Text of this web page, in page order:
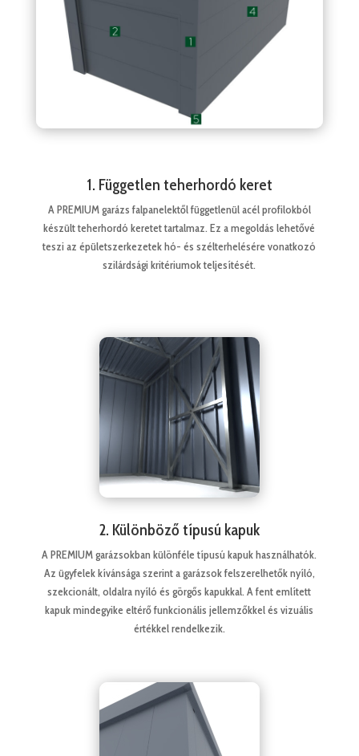
1. Független teherhordó keret
A PREMIUM garázs falpanelektől függetlenül acél profilokból
készült teherhordó keretet tartalmaz. Ez a megoldás lehetővé
teszi az épületszerkezetek hó- és szélterhelésére vonatkozó
szilárdsági kritériumok teljesítését.
2. Különböző típusú kapuk
A PREMIUM garázsokban különféle típusú kapuk használhatók.
Az ügyfelek kívánsága szerint a garázsok felszerelhetők nyíló,
szekcionált, oldalra nyíló és görgős kapukkal. A fent említett
kapuk mindegyike eltérő funkcionális jellemzőkkel és vizuális
értékkel rendelkezik.